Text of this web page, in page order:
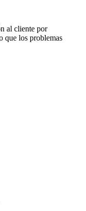
al cliente por
que los problemas